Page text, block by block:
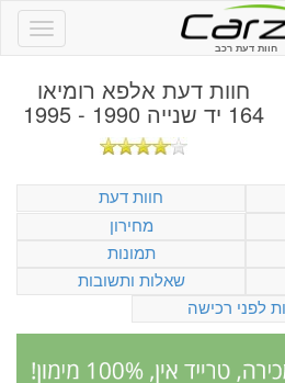
חוות דעת רכב
חוות דעת אלפא רומיאו
164 יד שנייה 1990 - 1995
חוות דעת
מחירון
תמונות
שאלות ותשובות
לפני רכישה